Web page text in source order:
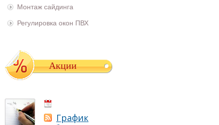
Монтаж сайдинга
Регулировка окон ПВХ
Акции
График